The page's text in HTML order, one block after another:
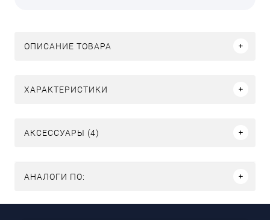
ОПИСАНИЕ ТОВАРА
ХАРАКТЕРИСТИКИ
АКСЕССУАРЫ (4)
АНАЛОГИ ПО: